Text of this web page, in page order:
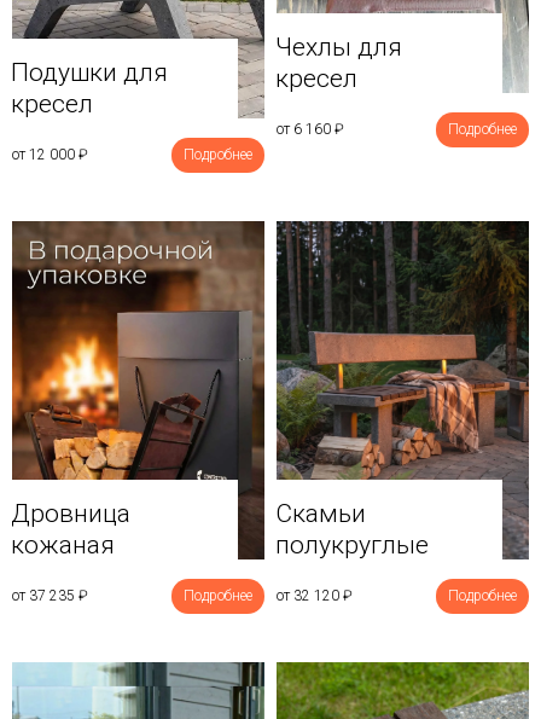
Подушки для
кресел
от 12 000 ₽ Подробнее
Чехлы для
кресел
от 6 160 ₽ Подробнее
Дровница
кожаная
от 37 235 ₽ Подробнее
Скамьи
полукруглые
от 32 120 ₽ Подробнее